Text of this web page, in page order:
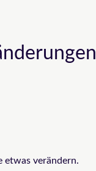
etwas verändern.